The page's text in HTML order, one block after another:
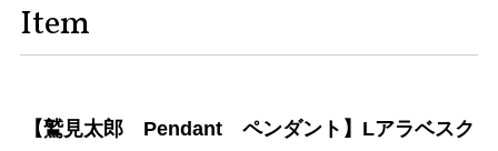
Item
【鷲見太郎 Pendant ペンダント】Lアラベスク